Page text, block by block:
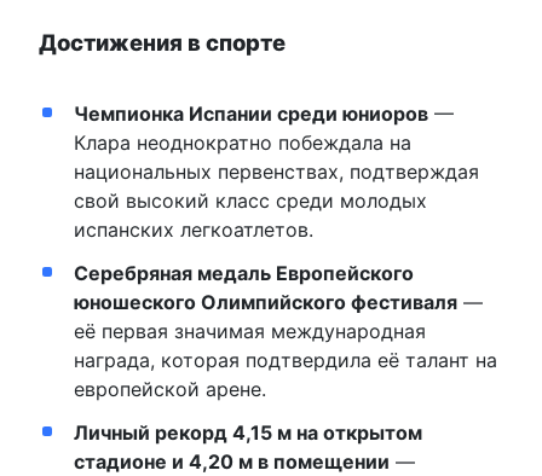
Достижения в спорте
Чемпионка Испании среди юниоров—
Клара неоднократно побеждала на
национальных первенствах, подтверждая
свой высокий класс среди молодых
испанских легкоатлетов.
Серебряная медаль Европейского
юношеского Олимпийского фестиваля—
её первая значимая международная
награда, которая подтвердила её талант на
европейской арене.
Личный рекорд 4,15 м на открытом
стадионе и 4,20 м в помещении —